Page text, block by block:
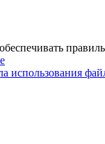
использования